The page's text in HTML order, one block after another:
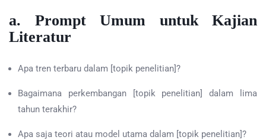
a. Prompt Umum untuk Kajian
Literatur
Apa tren terbaru dalam [topik penelitian]?
Bagaimana perkembangan [topik penelitian] dalam lima
tahun terakhir?
Apa saja teori atau model utama dalam [topik penelitian]?